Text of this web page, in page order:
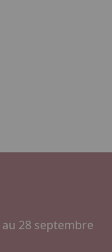
28 septembre